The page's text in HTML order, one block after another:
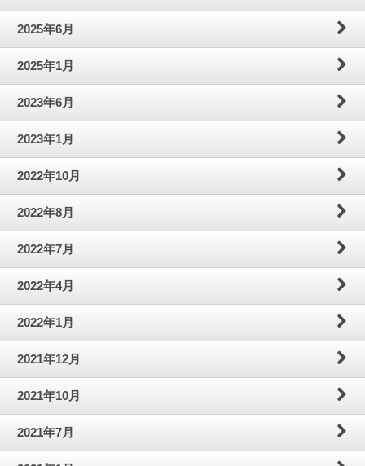
問
わ
せ
2025年6月
2025年1月
2023年6月
2023年1月
2022年10月
2022年8月
2022年7月
2022年4月
2022年1月
2021年12月
2021年10月
2021年7月